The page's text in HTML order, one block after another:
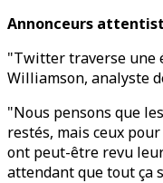
Annonceurs
"Twitter traverse une
Williamson, analyste
"Nous pensons que
restés, mais ceux
ont peut-être revu
attendant que tout ça